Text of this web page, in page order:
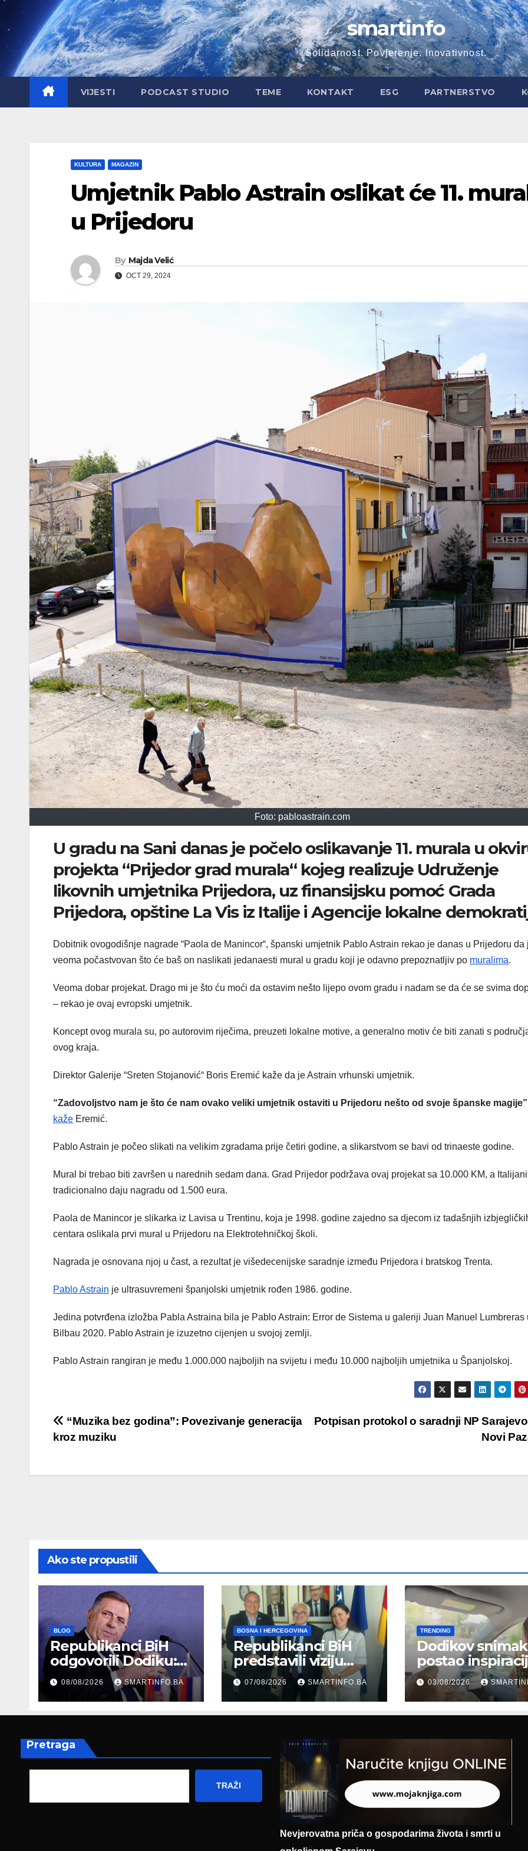
content
smartinfo
Solidarnost. Povjerenje. Inovativnost.
VIJESTI PODCAST STUDIO TEME KONTAKT ESG PARTNERSTVO
KULTURA MAGAZIN
Umjetnik Pablo Astrain oslikat će 11.
u Prijedoru
By Majda Velić
OCT 29, 2024
Foto: pabloastrain.com
U gradu na Sani danas je počelo oslikavanje 11. murala u
projekta “Prijedor grad murala“ kojeg realizuje Udruženje
likovnih umjetnika Prijedora, uz finansijsku pomoć Grada
Prijedora, opštine La Vis iz Italije i Agencije lokalne
Dobitnik ovogodišnje nagrade “Paola de Manincor“, španski umjetnik Pablo Astrain rekao je danas u Prijedoru da
veoma počastvovan što će baš on naslikati jedanaesti mural u gradu koji je odavno prepoznatljiv po muralima.
Veoma dobar projekat. Drago mi je što ću moći da ostavim nešto lijepo ovom gradu i nadam se da će se svima
– rekao je ovaj evropski umjetnik.
Koncept ovog murala su, po autorovim riječima, preuzeti lokalne motive, a generalno motiv će biti zanati s
ovog kraja.
Direktor Galerije “Sreten Stojanović“ Boris Eremić kaže da je Astrain vrhunski umjetnik.
“Zadovoljstvo nam je što će nam ovako veliki umjetnik ostaviti u Prijedoru nešto od svoje španske magije”
kaže Eremić.
Pablo Astrain je počeo slikati na velikim zgradama prije četiri godine, a slikarstvom se bavi od trinaeste godine.
Mural bi trebao biti završen u narednih sedam dana. Grad Prijedor podržava ovaj projekat sa 10.000 KM, a Italijani
tradicionalno daju nagradu od 1.500 eura.
Paola de Manincor je slikarka iz Lavisa u Trentinu, koja je 1998. godine zajedno sa djecom iz tadašnjih
centara oslikala prvi mural u Prijedoru na Elektrotehničkoj školi.
Nagrada je osnovana njoj u čast, a rezultat je višedecenijske saradnje između Prijedora i bratskog Trenta.
Pablo Astrain je ultrasuvremeni španjolski umjetnik rođen 1986. godine.
Jedina potvrđena izložba Pabla Astraina bila je Pablo Astrain: Error de Sistema u galeriji Juan Manuel Lumbreras
Bilbau 2020. Pablo Astrain je izuzetno cijenjen u svojoj zemlji.
Pablo Astrain rangiran je među 1.000.000 najboljih na svijetu i među 10.000 najboljih umjetnika u Španjolskoj.
Post
Potpisan protokol o saradnji NP
Novi
“Muzika bez godina”: Povezivanje generacija
kroz muziku
Ako ste propustili
BLOG
Republikanci BiH
odgovorili Dodiku:
Bosanskohercegova
čka kultura postoji i
pripada svim
građanima
08/08/2026 SMARTINFO.BA
BOSNA I HERCEGOVINA
Republikanci BiH
predstavili viziju
moderne Bosne i
Hercegovine
ambasadoru
Njemačke
07/08/2026 SMARTINFO.BA
TRENDING
Dodikov snimak
postao
šale: Građani
parodiju poslali
poruku
03/08/2026
Pretraga
TRAŽI
Nevjerovatna priča o gospodarima života i smrti u